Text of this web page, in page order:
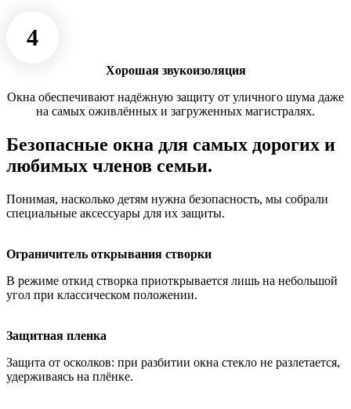
4
Хорошая звукоизоляция
Окна обеспечивают надёжную защиту от уличного шума даже
на самых оживлённых и загруженных магистралях.
Безопасные окна для самых дорогих и
любимых членов семьи.
Понимая, насколько детям нужна безопасность, мы собрали
специальные аксессуары для их защиты.
Ограничитель открывания створки
В режиме откид створка приоткрывается лишь на небольшой
угол при классическом положении.
Защитная пленка
Защита от осколков: при разбитии окна стекло не разлетается,
удерживаясь на плёнке.